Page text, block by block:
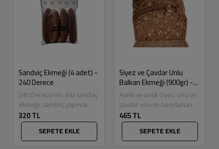
Sandviç Ekmeği (4 adet) -
240 Derece
240 Derece'nin 4'lü sandviç
ekmeği, sandviç yapmak
istediğinizde renklendirici,
koruyucu, nem tutucu vb.
katkı maddesi içermeyen
iyi...
320 TL
SEPETE EKLE
Siyez ve Çavdar Unlu
Balkan Ekmeği (900gr) -
240 Derece
Atalık ve antik Siyez unu ve
çavdar unu ile hazırlanan
240 Derece'nin Balkan
ekmeği, içerisindeki keten
tohumu,...
465 TL
SEPETE EKLE